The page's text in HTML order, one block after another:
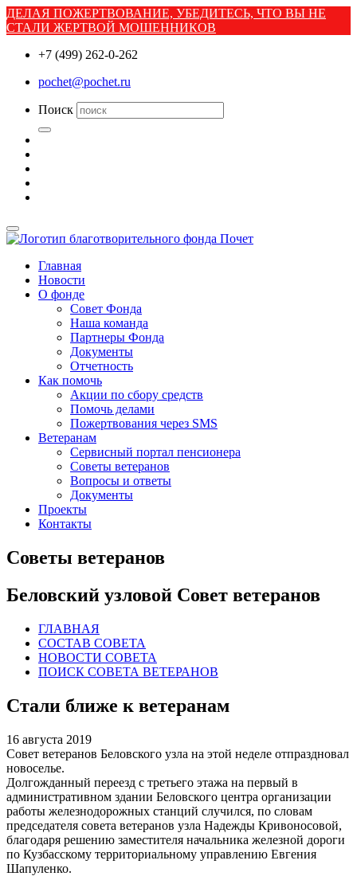
ДЕЛАЯ ПОЖЕРТВОВАНИЕ, УБЕДИТЕСЬ, ЧТО ВЫ НЕ
СТАЛИ ЖЕРТВОЙ МОШЕННИКОВ
+7 (499) 262-0-262
pochet@pochet.ru
Поиск
Главная
Новости
О фонде
Совет Фонда
Наша команда
Партнеры Фонда
Документы
Отчетность
Как помочь
Акции по сбору средств
Помочь делами
Пожертвования через SMS
Ветеранам
Сервисный портал пенсионера
Советы ветеранов
Вопросы и ответы
Документы
Проекты
Контакты
Советы ветеранов
Беловский узловой Совет ветеранов
ГЛАВНАЯ
СОСТАВ СОВЕТА
НОВОСТИ СОВЕТА
ПОИСК СОВЕТА ВЕТЕРАНОВ
Стали ближе к ветеранам
16 августа 2019
Совет ветеранов Беловского узла на этой неделе отпраздновал
новоселье.
Долгожданный переезд с третьего этажа на первый в
административном здании Беловского центра организации
работы железнодорожных станций случился, по словам
председателя совета ветеранов узла Надежды Кривоносовой,
благодаря решению заместителя начальника железной дороги
по Кузбасскому территориальному управлению Евгения
Шапуленко.